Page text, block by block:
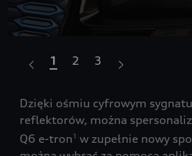
Dzięki ośmiu cyfrowym
reflektorów, można
Q6 e-tron1 w zupełnie nowy
1 2 3